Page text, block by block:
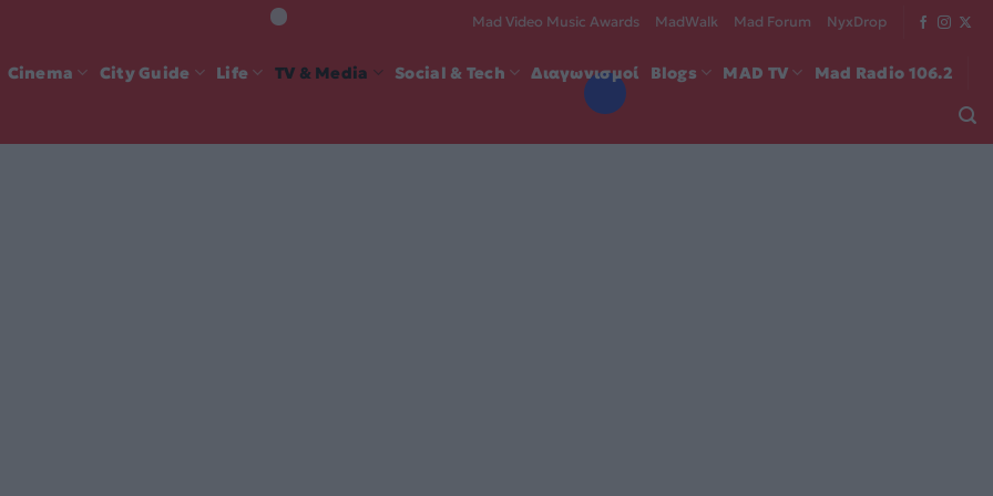
Mad Video Music Awards MadWalk Mad Forum NyxDrop
Cinema City Guide Life TV & Media Social & Tech Διαγωνισμοί Blogs MAD TV Mad Radio 106.2